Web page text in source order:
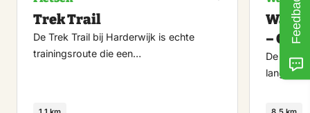
Trek Trail
De Trek Trail bij Harderwijk is echte
trainingsroute die een…
Maak
–
De
lang en
Feedback